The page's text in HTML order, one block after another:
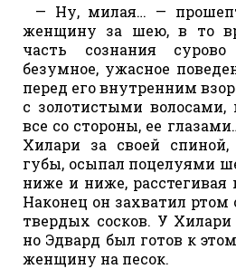
— Ну, милая… —
женщину за шею, в то
часть сознания
безумное, ужасное
перед его внутренним
с золотистыми
все со стороны, ее
Хилари за своей
губы, осыпал поцелуями
ниже и ниже, расстегивая
Наконец он захватил
твердых сосков. У Хилари
но Эдвард был готов к
женщину на песок.